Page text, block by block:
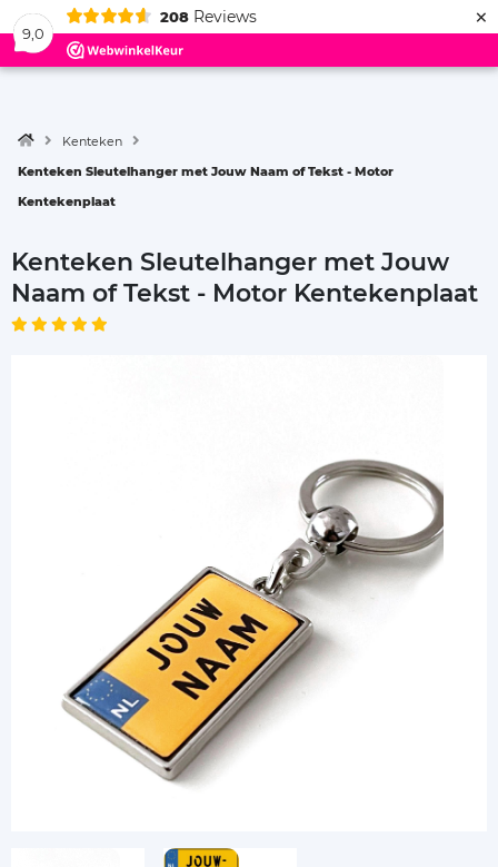
9,0
208 Reviews ×
Menu
Kenteken
Kenteken Sleutelhanger met Jouw Naam of Tekst - Motor
Kentekenplaat
Kenteken Sleutelhanger met Jouw
Naam of Tekst - Motor Kentekenplaat